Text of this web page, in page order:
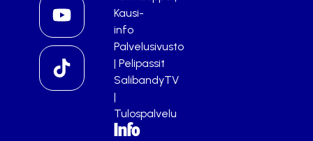
Kausi-
info
Palvelusivusto
| Pelipassit
SalibandyTV
|
Tulospalvelu
Info